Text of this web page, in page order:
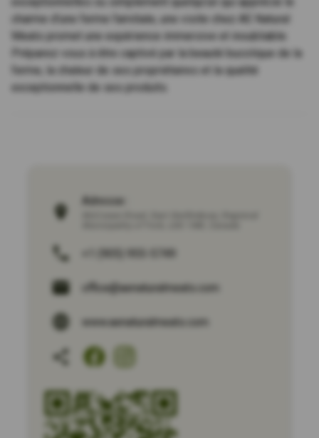
charme d'une ferme familiale, une visite chez AE Natural
Meats promet une expérience immersive et inoubliable.
Préparez-vous à être captivé par la beauté bucolique de la
ferme, la chaleur de ses propriétaires et la qualité
exceptionnelle de ses produits.
Adresse :
office@aenaturalmeats.com
www.aenaturalmeats.com